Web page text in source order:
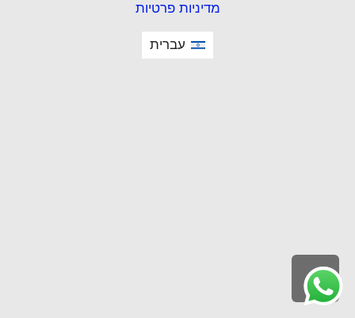
גלילה
לראש
מדיניות פרטיות
עברית